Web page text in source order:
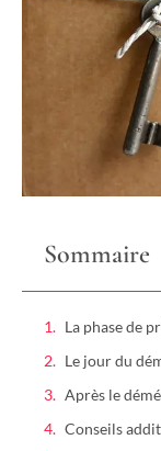
Sommaire
La phase de
Le jour du
Après le
Conseils